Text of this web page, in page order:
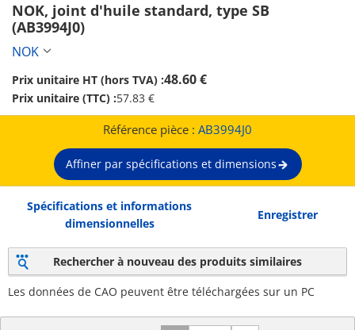
NOK, joint d'huile standard, type SB
(AB3994J0)
NOK
Prix unitaire HT (hors TVA) :48.60 €
Prix unitaire (TTC) :57.83 €
Référence pièce : AB3994J0
Affiner par spécifications et dimensions
Spécifications et informations
dimensionnelles
Enregistrer
Rechercher à nouveau des produits similaires
Les données de CAO peuvent être téléchargées sur un PC